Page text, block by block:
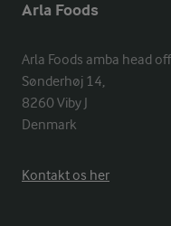
Arla Foods
Arla Foods amba head
Sønderhøj 14,
8260 Viby J
Denmark
Kontakt os her